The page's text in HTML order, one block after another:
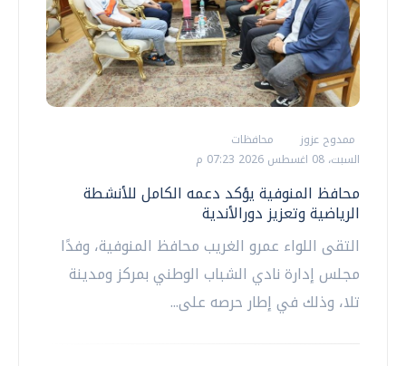
ممدوح عزوز
محافظات
السبت، 08 اغسطس 2026 07:23 م
محافظ المنوفية يؤكد دعمه الكامل للأنشطة
الرياضية وتعزيز دورالأندية
التقى اللواء عمرو الغريب محافظ المنوفية، وفدًا
مجلس إدارة نادي الشباب الوطني بمركز ومدينة
تلا، وذلك في إطار حرصه على...